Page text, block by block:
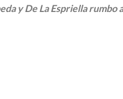
y De La Espriella rumbo